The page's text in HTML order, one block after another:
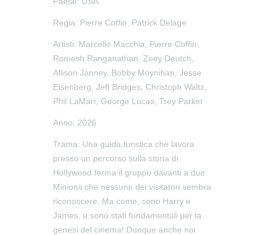
Regia: Pierre Coffin, Patrick Delage
Artisti: Marcello Macchia, Pierre Coffin,
Romesh Ranganathan, Zoey Deutch,
Allison Janney, Bobby Moynihan, Jesse
Eisenberg, Jeff Bridges, Christoph Waltz,
Phil LaMarr, George Lucas, Trey Parker
Anno: 2026
Trama: Una guida turistica che lavora
presso un percorso sulla storia di
Hollywood ferma il gruppo davanti a due
Minions che nessuno dei visitatori sembra
riconoscere. Ma come, sono Harry e
James, e sono stati fondamentali per la
genesi del cinema! Dunque anche noi